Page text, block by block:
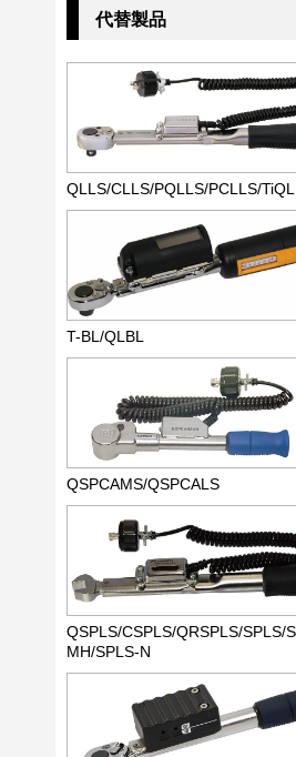
代替製品
QLLS/CLLS/PQLLS/PCLLS/
T-BL/QLBL
QSPCAMS/QSPCALS
QSPLS/CSPLS/QRSPLS/SPLS/
MH/SPLS-N